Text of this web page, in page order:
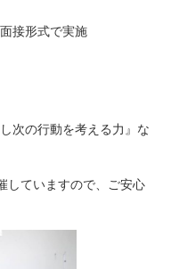
接形式で実施
次の行動を考える力』な
していますので、ご安心